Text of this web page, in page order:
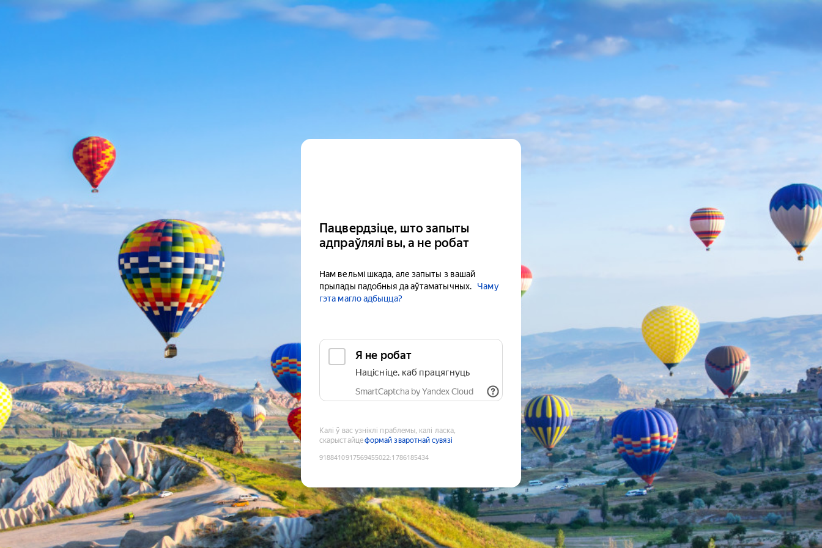
Пацвердзіце, што запыты
адпраўлялі вы, а не робат
Нам вельмі шкада, але запыты з вашай
прылады падобныя да аўтаматычных.
Чаму
гэта магло адбыцца?
Я не робат
Націсніце, каб працягнуць
SmartCaptcha by Yandex Cloud
Калі ў вас узніклі праблемы, калі ласка,
скарыстайцеформай зваротнай сувязі
9188410917569455022:1786185434